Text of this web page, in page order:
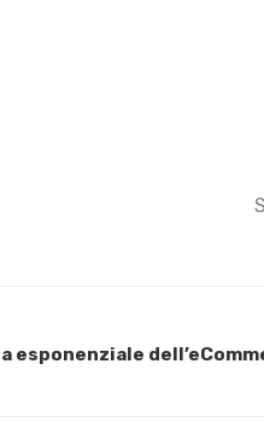
esponenziale